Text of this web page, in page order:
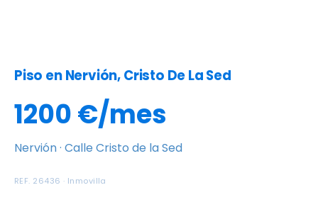
Piso en Nervión, Cristo De La Sed
1200 €/mes
Nervión · Calle Cristo de la Sed
REF. 26436 · Inmovilla